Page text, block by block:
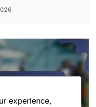
experience,